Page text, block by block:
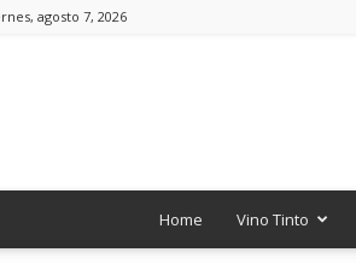
agosto 7, 2026
Home Vino Tinto